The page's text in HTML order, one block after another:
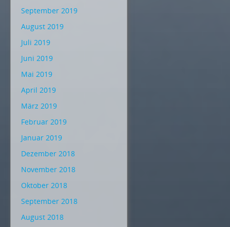
September 2019
August 2019
Juli 2019
Juni 2019
Mai 2019
April 2019
März 2019
Februar 2019
Januar 2019
Dezember 2018
November 2018
Oktober 2018
September 2018
August 2018